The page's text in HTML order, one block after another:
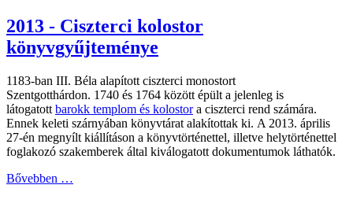
2013 - Ciszterci kolostor
könyvgyűjteménye
1183-ban III. Béla alapított ciszterci monostort
Szentgotthárdon. 1740 és 1764 között épült a jelenleg is
látogatott barokk templom és kolostora ciszterci rend számára.
Ennek keleti szárnyában könyvtárat alakítottak ki. A 2013. április
27-én megnyílt kiállításon a könyvtörténettel, illetve helytörténettel
foglakozó szakemberek által kiválogatott dokumentumok láthatók.
Bővebben …